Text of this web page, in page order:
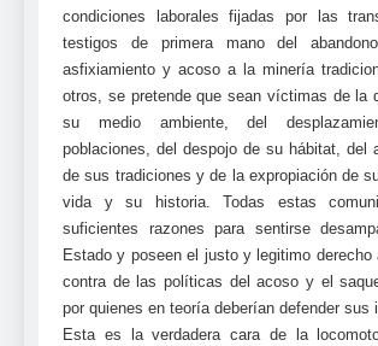
condiciones laborales fijadas por las
testigos de primera mano del
asfixiamiento y acoso a la minería
otros, se pretende que sean víctimas de la
su medio ambiente, del
poblaciones, del despojo de su hábitat, del
de sus tradiciones y de la expropiación de
vida y su historia. Todas estas
suficientes razones para sentirse
Estado y poseen el justo y legitimo derecho
contra de las políticas del acoso y el
por quienes en teoría deberían defender sus
Esta es la verdadera cara de la